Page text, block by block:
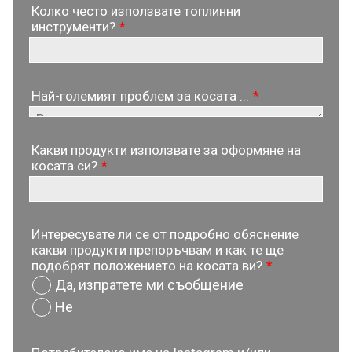
Колко често използвате топлинни
инструменти? *
Най-големият проблем за косата ... *
Какви продукти използвате за оформяне на
косата си? *
Интересувате ли се от подробно обяснение
какви продукти препоръчвам и как те ще
подобрят положението на косата ви? *
Да, изпратете ми съобщение
Не